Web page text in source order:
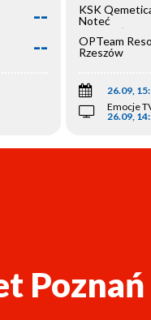
--
--
KSK
Noteć
Inowrocław
OPTeam
Rzeszów
26.09,
Emocje
26.09,
Poznań